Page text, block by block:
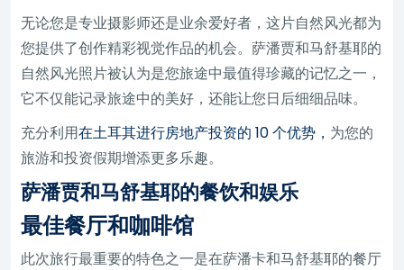
无论您是专业摄影师还是业余爱好者，这片自然风光都为
您提供了创作精彩视觉作品的机会。萨潘贾和马舒基耶的
自然风光照片被认为是您旅途中最值得珍藏的记忆之一，
它不仅能记录旅途中的美好，还能让您日后细细品味。
充分利用在土耳其进行房地产投资的 10 个优势， 为您的
旅游和投资假期增添更多乐趣。
萨潘贾和马舒基耶的餐饮和娱乐
最佳餐厅和咖啡馆
此次旅行最重要的特色之一是在萨潘卡和马舒基耶的餐厅